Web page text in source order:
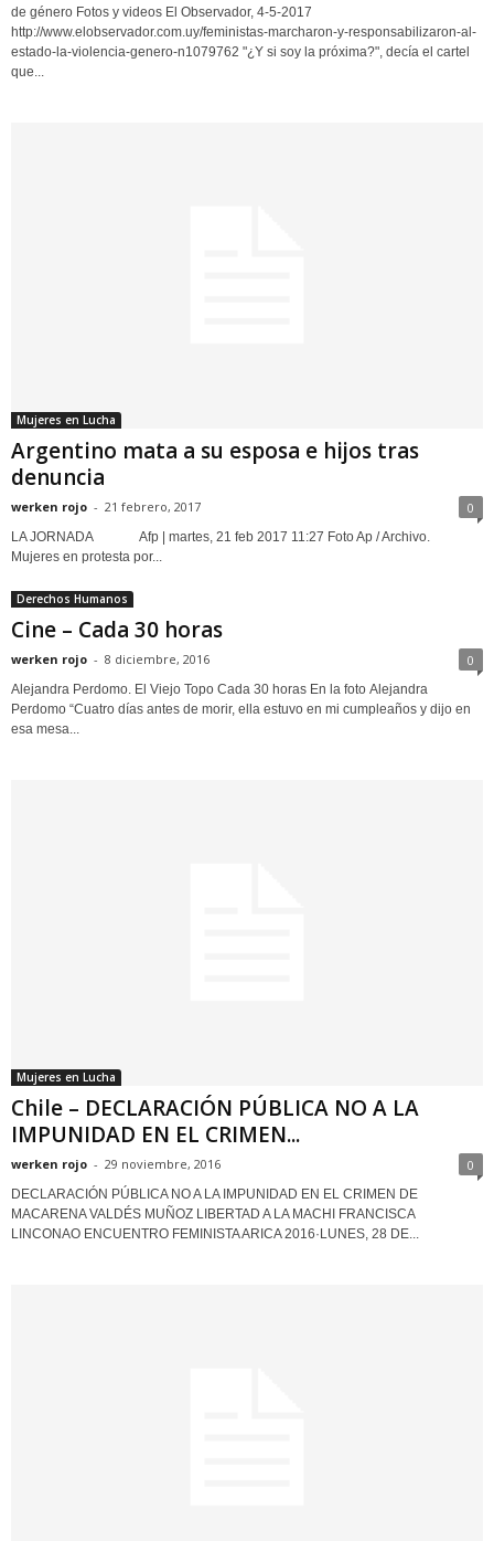
de género Fotos y videos El Observador, 4-5-2017
http://www.elobservador.com.uy/feministas-marcharon-y-responsabilizaron-al-
estado-la-violencia-genero-n1079762 "¿Y si soy la próxima?", decía el cartel
que...
Mujeres en Lucha
Argentino mata a su esposa e hijos tras
denuncia
werken rojo - 21 febrero, 2017 0
LA JORNADA Afp | martes, 21 feb 2017 11:27 Foto Ap / Archivo.
Mujeres en protesta por...
Derechos Humanos
Cine – Cada 30 horas
werken rojo - 8 diciembre, 2016 0
Alejandra Perdomo. El Viejo Topo Cada 30 horas En la foto Alejandra
Perdomo “Cuatro días antes de morir, ella estuvo en mi cumpleaños y dijo en
esa mesa...
Mujeres en Lucha
Chile – DECLARACIÓN PÚBLICA NO A LA
IMPUNIDAD EN EL CRIMEN...
werken rojo - 29 noviembre, 2016 0
DECLARACIÓN PÚBLICA NO A LA IMPUNIDAD EN EL CRIMEN DE
MACARENA VALDÉS MUÑOZ LIBERTAD A LA MACHI FRANCISCA
LINCONAO ENCUENTRO FEMINISTA ARICA 2016·LUNES, 28 DE...